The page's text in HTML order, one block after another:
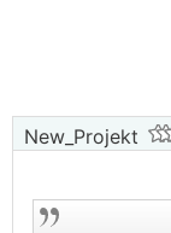
New_Projekt